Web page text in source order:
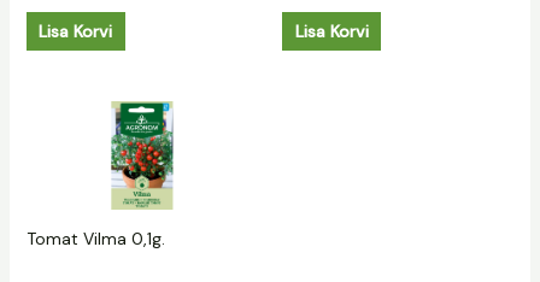
Lisa Korvi Lisa Korvi
Tomat Vilma 0,1g.